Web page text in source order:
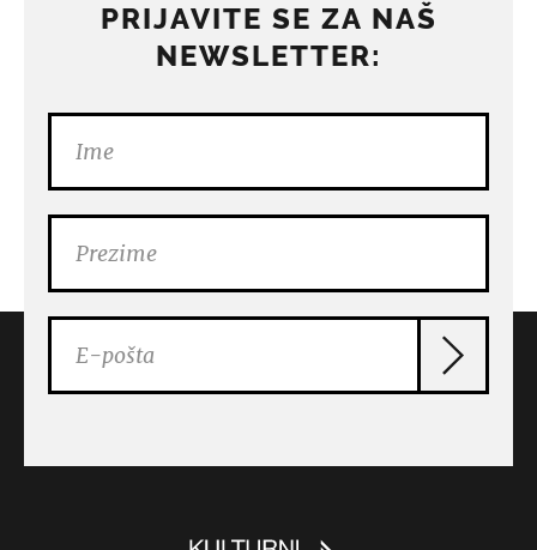
PRIJAVITE SE ZA NAŠ
NEWSLETTER: